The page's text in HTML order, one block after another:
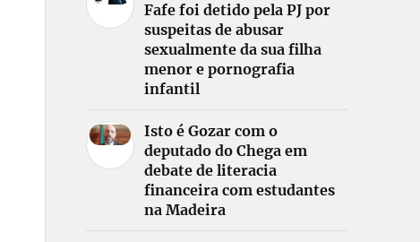
Fafe foi detido pela PJ por
suspeitas de abusar
sexualmente da sua filha
menor e pornografia
infantil
Isto é Gozar com o
deputado do Chega em
debate de literacia
financeira com estudantes
na Madeira